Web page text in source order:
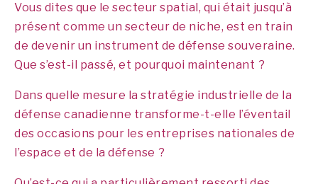
Vous dites que le secteur spatial, qui était jusqu’à
présent comme un secteur de niche, est en train
de devenir un instrument de défense souveraine.
Que s’est-il passé, et pourquoi maintenant ?
Dans quelle mesure la stratégie industrielle de la
défense canadienne transforme-t-elle l’éventail
des occasions pour les entreprises nationales de
l’espace et de la défense ?